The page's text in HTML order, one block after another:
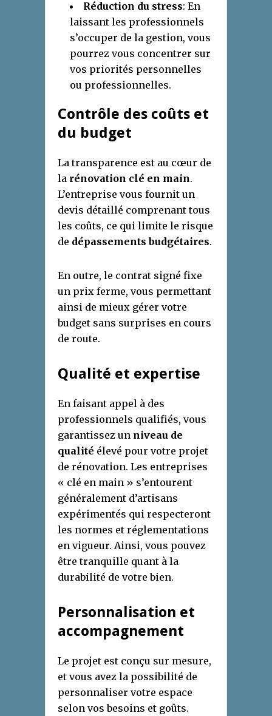
Réduction du stress: En
laissant les professionnels
s’occuper de la gestion, vous
pourrez vous concentrer sur
vos priorités personnelles
ou professionnelles.
Contrôle des coûts et
du budget
La transparence est au cœur de
la rénovation clé en main.
L’entreprise vous fournit un
devis détaillé comprenant tous
les coûts, ce qui limite le risque
de dépassements budgétaires.
En outre, le contrat signé fixe
un prix ferme, vous permettant
ainsi de mieux gérer votre
budget sans surprises en cours
de route.
Qualité et expertise
En faisant appel à des
professionnels qualifiés, vous
garantissez un niveau de
qualité élevé pour votre projet
de rénovation. Les entreprises
« clé en main » s’entourent
généralement d’artisans
expérimentés qui respecteront
les normes et réglementations
en vigueur. Ainsi, vous pouvez
être tranquille quant à la
durabilité de votre bien.
Personnalisation et
accompagnement
Le projet est conçu sur mesure,
et vous avez la possibilité de
personnaliser votre espace
selon vos besoins et goûts.